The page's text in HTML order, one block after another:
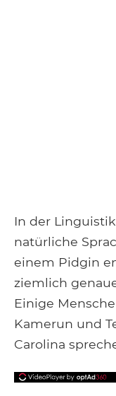
In der
natürliche
einem Pidgin
ziemlich
Einige
Kamerun und
Carolina